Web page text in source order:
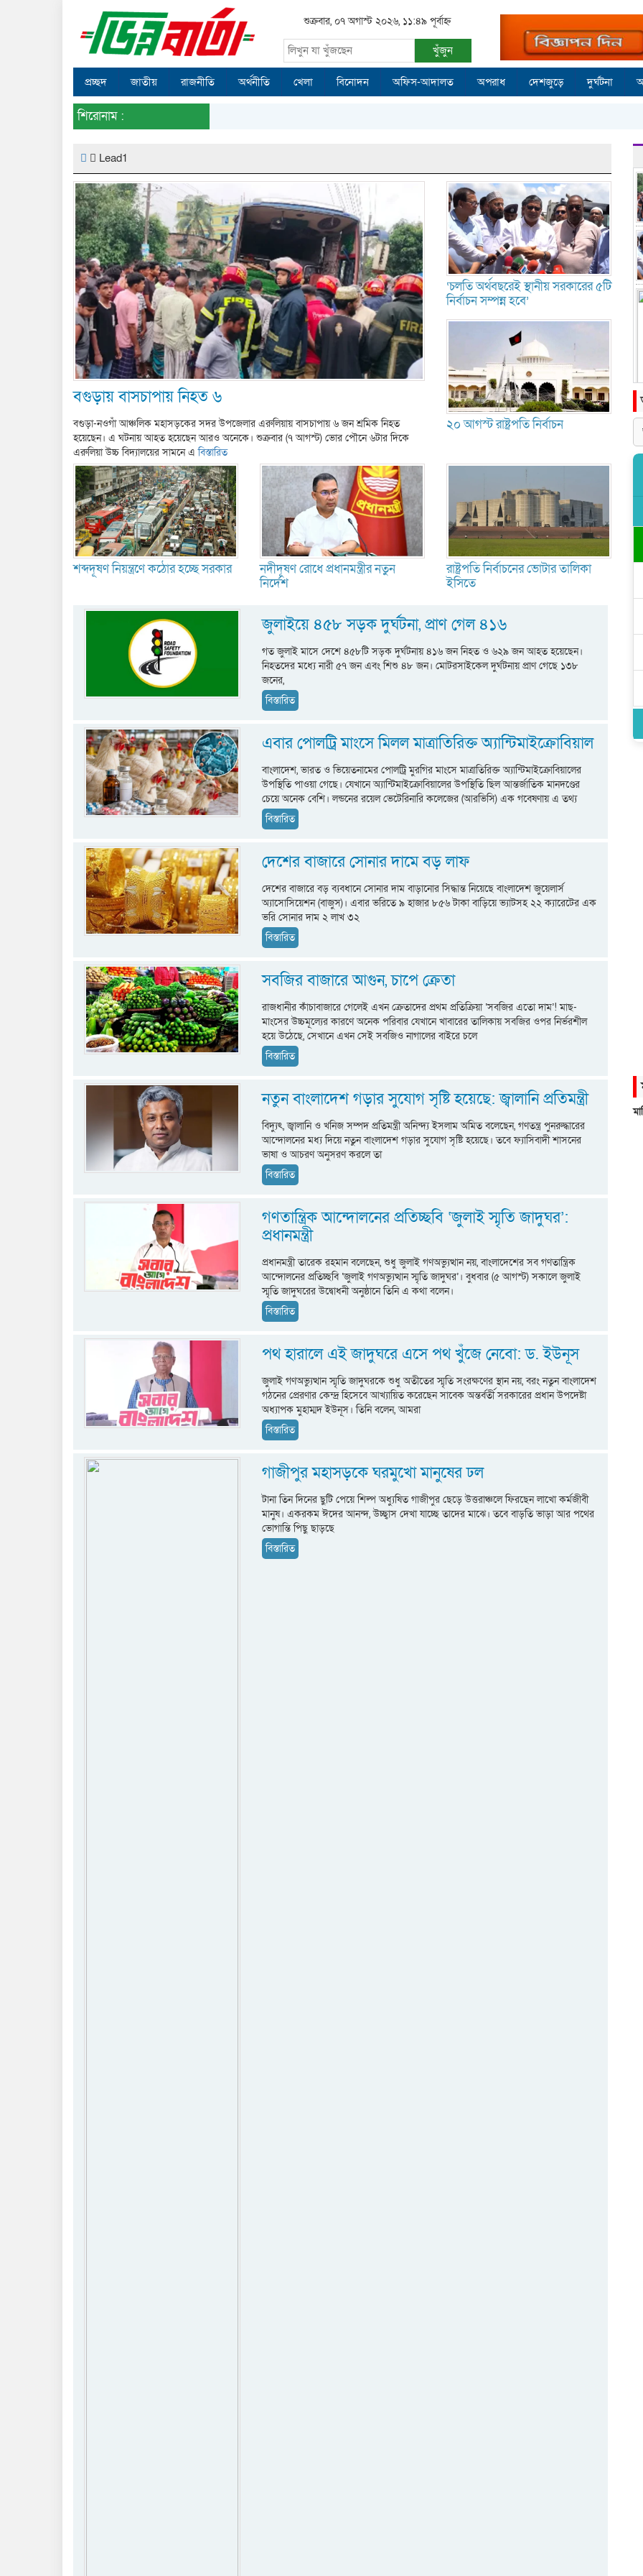
শুক্রবার, ০৭ অগাস্ট ২০২৬, ১১:৪৯ পূর্বাহ্ন
খুঁজুন
প্রচ্ছদ জাতীয় রাজনীতি অর্থনীতি খেলা বিনোদন অফিস-আদালত অপরাধ দেশজুড়ে দুর্ঘটনা
শিরোনাম :
Lead1
বগুড়ায় বাসচাপায় নিহত ৬
বগুড়া-নওগাঁ আঞ্চলিক মহাসড়কের সদর উপজেলার এরুলিয়ায় বাসচাপায় ৬ জন শ্রমিক নিহত
হয়েছেন। এ ঘটনায় আহত হয়েছেন আরও অনেকে। শুক্রবার (৭ আগস্ট) ভোর পৌনে ৬টার দিকে
এরুলিয়া উচ্চ বিদ্যালয়ের সামনে এবিস্তারিত
‘চলতি অর্থবছরেই স্থানীয় সরকারের ৫টি
নির্বাচন সম্পন্ন হবে’
২০ আগস্ট রাষ্ট্রপতি নির্বাচন
শব্দদূষণ নিয়ন্ত্রণে কঠোর হচ্ছে সরকার
নদীদূষণ রোধে প্রধানমন্ত্রীর নতুন
নির্দেশ
রাষ্ট্রপতি নির্বাচনের ভোটার তালিকা
ইসিতে
জুলাইয়ে ৪৫৮ সড়ক দুর্ঘটনা, প্রাণ গেল ৪১৬
গত জুলাই মাসে দেশে ৪৫৮টি সড়ক দুর্ঘটনায় ৪১৬ জন নিহত ও ৬২৯ জন আহত হয়েছেন।
নিহতদের মধ্যে নারী ৫৭ জন এবং শিশু ৪৮ জন। মোটরসাইকেল দুর্ঘটনায় প্রাণ গেছে ১৩৮
জনের,
বিস্তারিত
এবার পোলট্রি মাংসে মিলল মাত্রাতিরিক্ত অ্যান্টিমাইক্রোবিয়াল
বাংলাদেশ, ভারত ও ভিয়েতনামের পোলট্রি মুরগির মাংসে মাত্রাতিরিক্ত অ্যান্টিমাইক্রোবিয়ালের
উপস্থিতি পাওয়া গেছে। যেখানে অ্যান্টিমাইক্রোবিয়ালের উপস্থিতি ছিল আন্তর্জাতিক মানদণ্ডের
চেয়ে অনেক বেশি। লন্ডনের রয়েল ভেটেরিনারি কলেজের (আরভিসি) এক গবেষণায় এ তথ্য
বিস্তারিত
দেশের বাজারে সোনার দামে বড় লাফ
দেশের বাজারে বড় ব্যবধানে সোনার দাম বাড়ানোর সিদ্ধান্ত নিয়েছে বাংলাদেশ জুয়েলার্স
অ্যাসোসিয়েশন (বাজুস)। এবার ভরিতে ৯ হাজার ৮৫৬ টাকা বাড়িয়ে ভ্যাটসহ ২২ ক্যারেটের এক
ভরি সোনার দাম ২ লাখ ৩২
বিস্তারিত
সবজির বাজারে আগুন, চাপে ক্রেতা
রাজধানীর কাঁচাবাজারে গেলেই এখন ক্রেতাদের প্রথম প্রতিক্রিয়া ‘সবজির এতো দাম’! মাছ-
মাংসের উচ্চমূল্যের কারণে অনেক পরিবার যেখানে খাবারের তালিকায় সবজির ওপর নির্ভরশীল
হয়ে উঠেছে, সেখানে এখন সেই সবজিও নাগালের বাইরে চলে
বিস্তারিত
নতুন বাংলাদেশ গড়ার সুযোগ সৃষ্টি হয়েছে: জ্বালানি প্রতিমন্ত্রী
বিদ্যুৎ, জ্বালানি ও খনিজ সম্পদ প্রতিমন্ত্রী অনিন্দ্য ইসলাম অমিত বলেছেন, গণতন্ত্র পুনরুদ্ধারের
আন্দোলনের মধ্য দিয়ে নতুন বাংলাদেশ গড়ার সুযোগ সৃষ্টি হয়েছে। তবে ফ্যাসিবাদী শাসনের
ভাষা ও আচরণ অনুসরণ করলে তা
বিস্তারিত
গণতান্ত্রিক আন্দোলনের প্রতিচ্ছবি ‘জুলাই স্মৃতি জাদুঘর’:
প্রধানমন্ত্রী
প্রধানমন্ত্রী তারেক রহমান বলেছেন, শুধু জুলাই গণঅভ্যুত্থান নয়, বাংলাদেশের সব গণতান্ত্রিক
আন্দোলনের প্রতিচ্ছবি ‘জুলাই গণঅভ্যুত্থান স্মৃতি জাদুঘর’। বুধবার (৫ আগস্ট) সকালে জুলাই
স্মৃতি জাদুঘরের উদ্বোধনী অনুষ্ঠানে তিনি এ কথা বলেন।
বিস্তারিত
পথ হারালে এই জাদুঘরে এসে পথ খুঁজে নেবো: ড. ইউনূস
জুলাই গণঅভ্যুত্থান স্মৃতি জাদুঘরকে শুধু অতীতের স্মৃতি সংরক্ষণের স্থান নয়, বরং নতুন বাংলাদেশ
গঠনের প্রেরণার কেন্দ্র হিসেবে আখ্যায়িত করেছেন সাবেক অন্তর্বর্তী সরকারের প্রধান উপদেষ্টা
অধ্যাপক মুহাম্মদ ইউনূস। তিনি বলেন, আমরা
বিস্তারিত
গাজীপুর মহাসড়কে ঘরমুখো মানুষের ঢল
টানা তিন দিনের ছুটি পেয়ে শিল্প অধ্যুষিত গাজীপুর ছেড়ে উত্তরাঞ্চলে ফিরছেন লাখো কর্মজীবী
মানুষ। একরকম ঈদের আনন্দ, উচ্ছ্বাস দেখা যাচ্ছে তাদের মাঝে। তবে বাড়তি ভাড়া আর পথের
ভোগান্তি পিছু ছাড়ছে
বিস্তারিত